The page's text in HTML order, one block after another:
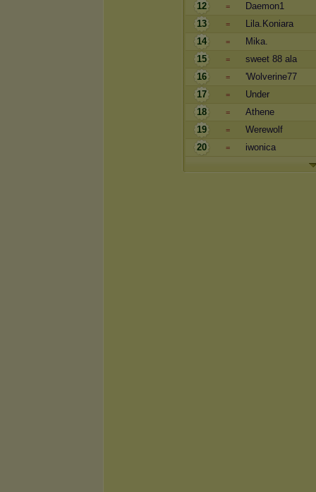
12
=
Daemon1
13
=
Lila.Koniara
14
=
Mika.
15
=
sweet 88 ala
16
=
'Wolverine77
17
=
Under
18
=
Athene
19
=
Werewolf
20
= iwonica